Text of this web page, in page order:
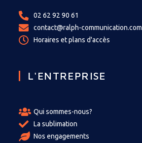
02 62 92 90 61
contact@ralph-communication.com
Horaires et plans d'accès
L'ENTREPRISE
Qui sommes-nous?
La sublimation
Nos engagements